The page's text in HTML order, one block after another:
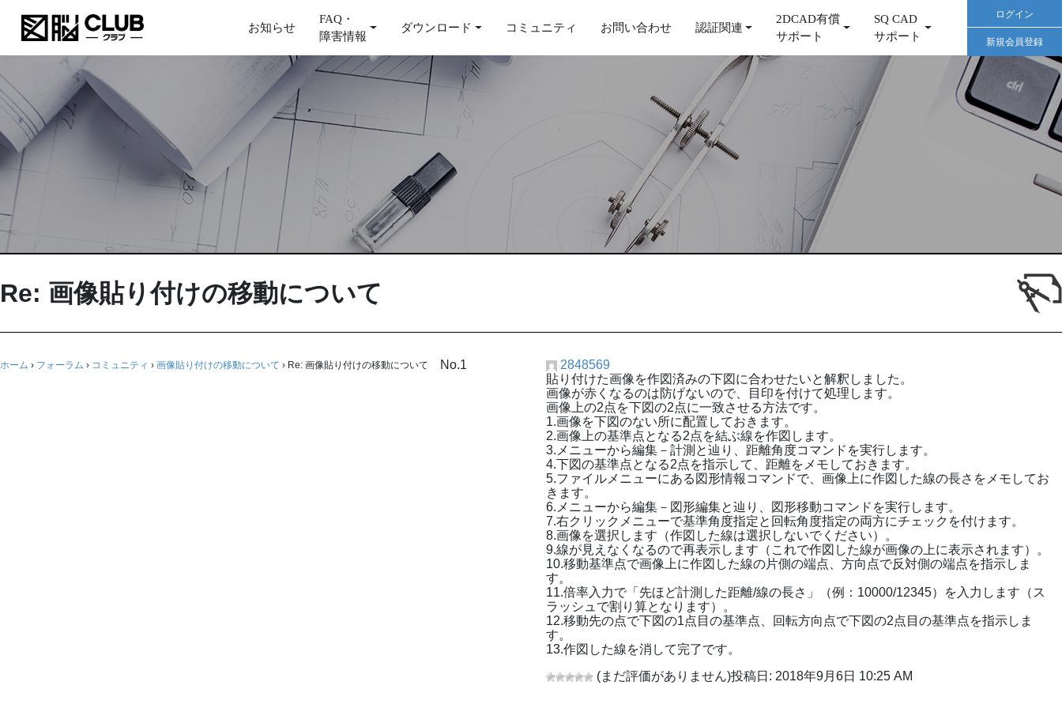
お知らせ
FAQ・
障害情報
ダウンロード コミュニティ お問い合わせ 認証関連
2DCAD有償
サポート
SQ CAD
サポート
ログイン
新規会員登録
Re: 画像貼り付けの移動について
ホーム › フォーラム › コミュニティ › 画像貼り付けの移動について › Re: 画像貼り付けの移動について No.1
2848569
貼り付けた画像を作図済みの下図に合わせたいと解釈しました。
画像が赤くなるのは防げないので、目印を付けて処理します。
画像上の2点を下図の2点に一致させる方法です。
1.画像を下図のない所に配置しておきます。
2.画像上の基準点となる2点を結ぶ線を作図します。
3.メニューから編集－計測と辿り、距離角度コマンドを実行します。
4.下図の基準点となる2点を指示して、距離をメモしておきます。
5.ファイルメニューにある図形情報コマンドで、画像上に作図した線の長さをメモしてお
きます。
6.メニューから編集－図形編集と辿り、図形移動コマンドを実行します。
7.右クリックメニューで基準角度指定と回転角度指定の両方にチェックを付けます。
8.画像を選択します（作図した線は選択しないでください）。
9.線が見えなくなるので再表示します（これで作図した線が画像の上に表示されます）。
10.移動基準点で画像上に作図した線の片側の端点、方向点で反対側の端点を指示しま
す。
11.倍率入力で「先ほど計測した距離/線の長さ」（例：10000/12345）を入力します（ス
ラッシュで割り算となります）。
12.移動先の点で下図の1点目の基準点、回転方向点で下図の2点目の基準点を指示しま
す。
13.作図した線を消して完了です。
(まだ評価がありません)投稿日: 2018年9月6日 10:25 AM